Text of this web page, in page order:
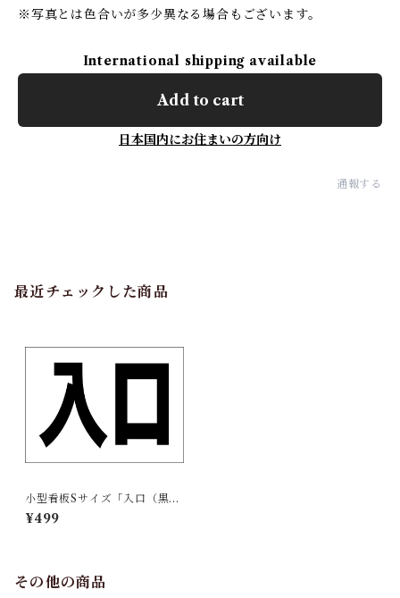
※写真とは色合いが多少異なる場合もございます。
International shipping available
Add to cart
日本国内にお住まいの方向け
通報する
最近チェックした商品
小型看板Sサイズ「入口（黒
字）」 屋外可【駐車場】
¥499
その他の商品